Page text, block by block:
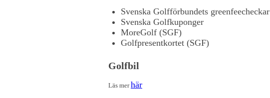
Svenska Golfförbundets greenfeecheckar
Svenska Golfkuponger
MoreGolf (SGF)
Golfpresentkortet (SGF)
Golfbil
Läs merhär